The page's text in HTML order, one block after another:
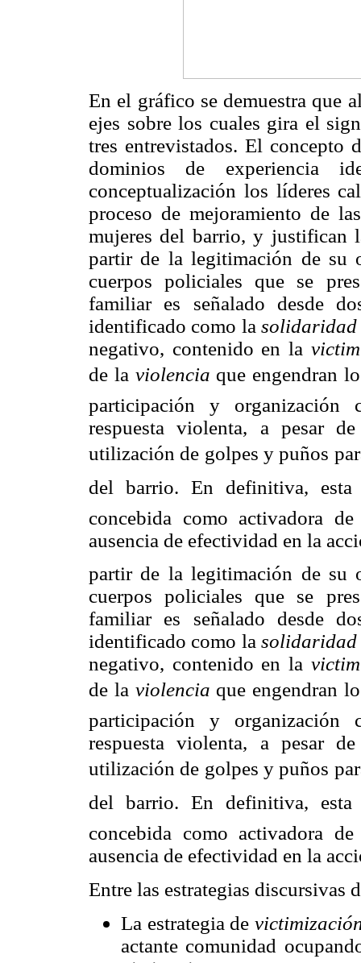
En el gráfico se demuestra que
ejes sobre los cuales gira el
tres entrevistados. El concepto
dominios de experiencia
conceptualización los líderes
proceso de mejoramiento de
mujeres del barrio, y justifican
partir de la legitimación de su
cuerpos policiales que se
familiar es señalado desde
identificado como lasolidaridad
negativo, contenido en la
de la violencia que engendran
participación y organización
respuesta violenta, a pesar
utilización de golpes y puños
del barrio. En definitiva,
concebida como activadora
ausencia de efectividad en la
partir de la legitimación de su
cuerpos policiales que se
familiar es señalado desde
identificado como lasolidaridad
negativo, contenido en la
de la violencia que engendran
participación y organización
respuesta violenta, a pesar
utilización de golpes y puños
del barrio. En definitiva,
concebida como activadora
ausencia de efectividad en la
Entre las estrategias discursivas
La estrategia de
actante comunidad